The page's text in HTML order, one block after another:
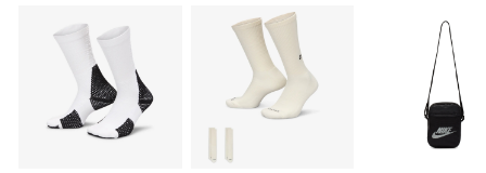
3 期 0 利率 每期 21家銀行
合作金庫商業銀行
第一商業銀行
華南商業銀行
彰化商業銀行
上海商業儲蓄銀行
Apple Pay